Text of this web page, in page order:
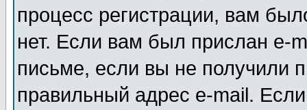
процесс регистрации, вам
нет. Если вам был прислан e-
письме, если вы не получили
правильный адрес e-mail.